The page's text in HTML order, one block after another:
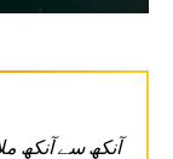
آنکھ سے آنکھ